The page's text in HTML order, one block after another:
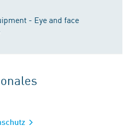
- Eye and face